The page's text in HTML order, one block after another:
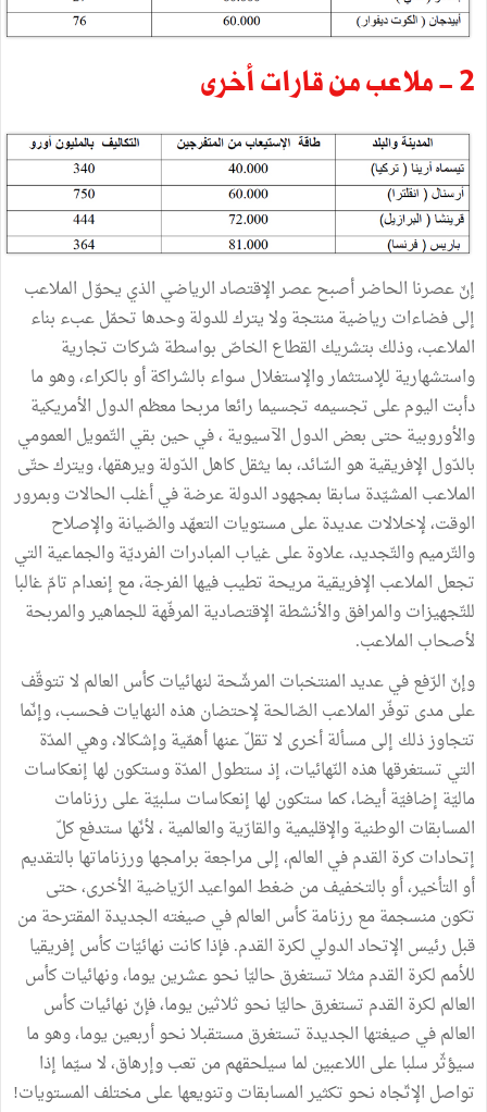
2 - ملاعب من قارات أخرى
إنّ عصرنا الحاضر أصبح عصر الإقتصاد الرياضي الذي يحوّل الملاعب
إلى فضاءات رياضية منتجة ولا يترك للدولة وحدها تحمّل عبء بناء
الملاعب، وذلك بتشريك القطاع الخاصّ بواسطة شركات تجارية
واستشهارية للإستثمار والإستغلال سواء بالشراكة أو بالكراء، وهو ما
دأبت اليوم على تجسيمه تجسيما رائعا مربحا معظم الدول الأمريكية
والأوروبية حتى بعض الدول الآسيوية ، في حين بقي التّمويل العمومي
بالدّول الإفريقية هو السّائد، بما يثقل كاهل الدّولة ويرهقها، ويترك حتّى
الملاعب المشيّدة سابقا بمجهود الدولة عرضة في أغلب الحالات وبمرور
الوقت، لإخلالات عديدة على مستويات التعهّد والصّيانة والإصلاح
والتّرميم والتّجديد، علاوة على غياب المبادرات الفرديّة والجماعية التي
تجعل الملاعب الإفريقية مريحة تطيب فيها الفرجة، مع إنعدام تامّ غالبا
للتّجهيزات والمرافق والأنشطة الإقتصادية المرفّهة للجماهير والمربحة
لأصحاب الملاعب.
وإنّ الرّفع في عديد المنتخبات المرشّحة لنهائيات كأس العالم لا تتوقّف
على مدى توفّر الملاعب الصّالحة لإحتضان هذه النهايات فحسب، وإنّما
تتجاوز ذلك إلى مسألة أخرى لا تقلّ عنها أهمّية وإشكالا، وهي المدّة
التي تستغرقها هذه النّهائيات، إذ ستطول المدّة وستكون لها إنعكاسات
ماليّة إضافيّة أيضا، كما ستكون لها إنعكاسات سلبيّة على رزنامات
المسابقات الوطنية والإقليمية والقارّية والعالمية ، لأنّها ستدفع كلّ
إتحادات كرة القدم في العالم، إلى مراجعة برامجها ورزناماتها بالتقديم
أو التأخير، أو بالتخفيف من ضغط المواعيد الرّياضية الأخرى، حتى
تكون منسجمة مع رزنامة كأس العالم في صيغته الجديدة المقترحة من
قبل رئيس الإتحاد الدولي لكرة القدم. فإذا كانت نهائيّات كأس إفريقيا
للأمم لكرة القدم مثلا تستغرق حاليّا نحو عشرين يوما، ونهائيات كأس
العالم لكرة القدم تستغرق حاليّا نحو ثلاثين يوما، فإنّ نهائيات كأس
العالم في صيغتها الجديدة تستغرق مستقبلا نحو أربعين يوما، وهو ما
سيؤثّر سلبا على اللاعبين لما سيلحقهم من تعب وإرهاق، لا سيّما إذا
تواصل الإتّجاه نحو تكثير المسابقات وتنويعها على مختلف المستويات!